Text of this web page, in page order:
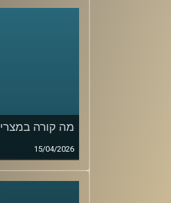
מה קורה במצרי
15/04/2026